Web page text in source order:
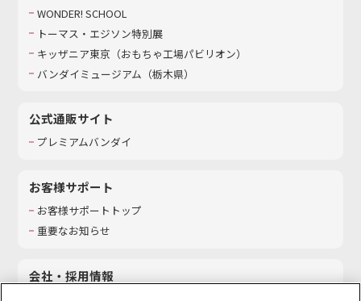
WONDER! SCHOOL
トーマス・エジソン特別展
キッザニア東京（おもちゃ工場パビリオン）​
バンダイミュージアム（栃木県）
公式通販サイト
プレミアムバンダイ
お客様サポート
お客様サポートトップ
重要なお知らせ
会社・採用情報